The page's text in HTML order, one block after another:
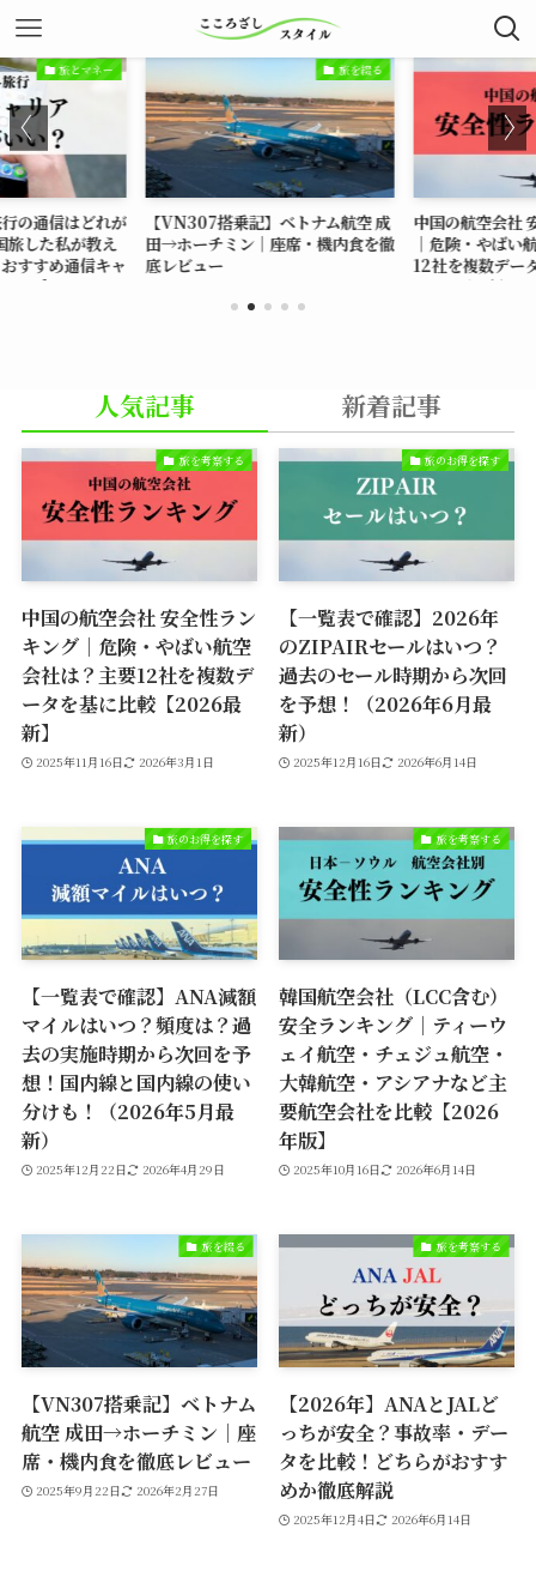
旅とマネー
の通信はどれが
した私が教え
すすめ通信キャ
・aha...
旅を綴る
【VN307搭乗記】ベトナム航空 成
田→ホーチミン｜座席・機内食を徹
底レビュー
中国の航空会社
｜危険・やばい
12社を複数デー
【2026最新】
人気記事 新着記事
旅を考察する
中国の航空会社 安全性ラン
キング｜危険・やばい航空
会社は？主要12社を複数デ
ータを基に比較【2026最
新】
2025年11月16日 2026年3月1日
旅のお得を探す
【一覧表で確認】2026年
のZIPAIRセールはいつ？
過去のセール時期から次回
を予想！（2026年6月最
新）
2025年12月16日 2026年6月14日
旅のお得を探す
【一覧表で確認】ANA減額
マイルはいつ？頻度は？過
去の実施時期から次回を予
想！国内線と国内線の使い
分けも！（2026年5月最
新）
2025年12月22日 2026年4月29日
旅を考察する
韓国航空会社（LCC含む）
安全ランキング｜ティーウ
ェイ航空・チェジュ航空・
大韓航空・アシアナなど主
要航空会社を比較【2026
年版】
2025年10月16日 2026年6月14日
旅を綴る
【VN307搭乗記】ベトナム
航空 成田→ホーチミン｜座
席・機内食を徹底レビュー
2025年9月22日 2026年2月27日
旅を考察する
【2026年】ANAとJALど
っちが安全？事故率・デー
タを比較！どちらがおすす
めか徹底解説
2025年12月4日 2026年6月14日